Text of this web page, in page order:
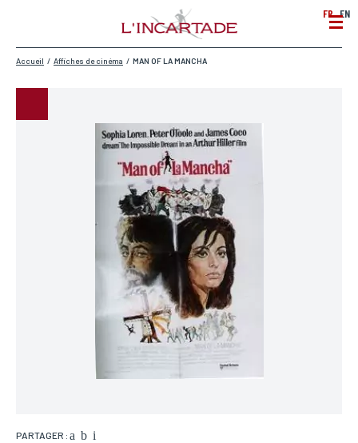
FR EN
Accueil / Affiches de cinéma / MAN OF LA MANCHA
PARTAGER :